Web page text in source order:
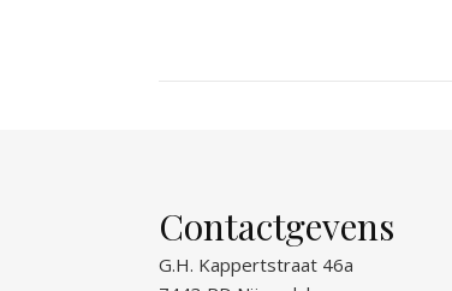
Contactgevens
G.H. Kappertstraat 46a